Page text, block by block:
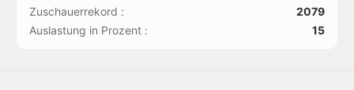
Zuschauerrekord :
2079
Auslastung in Prozent :
15